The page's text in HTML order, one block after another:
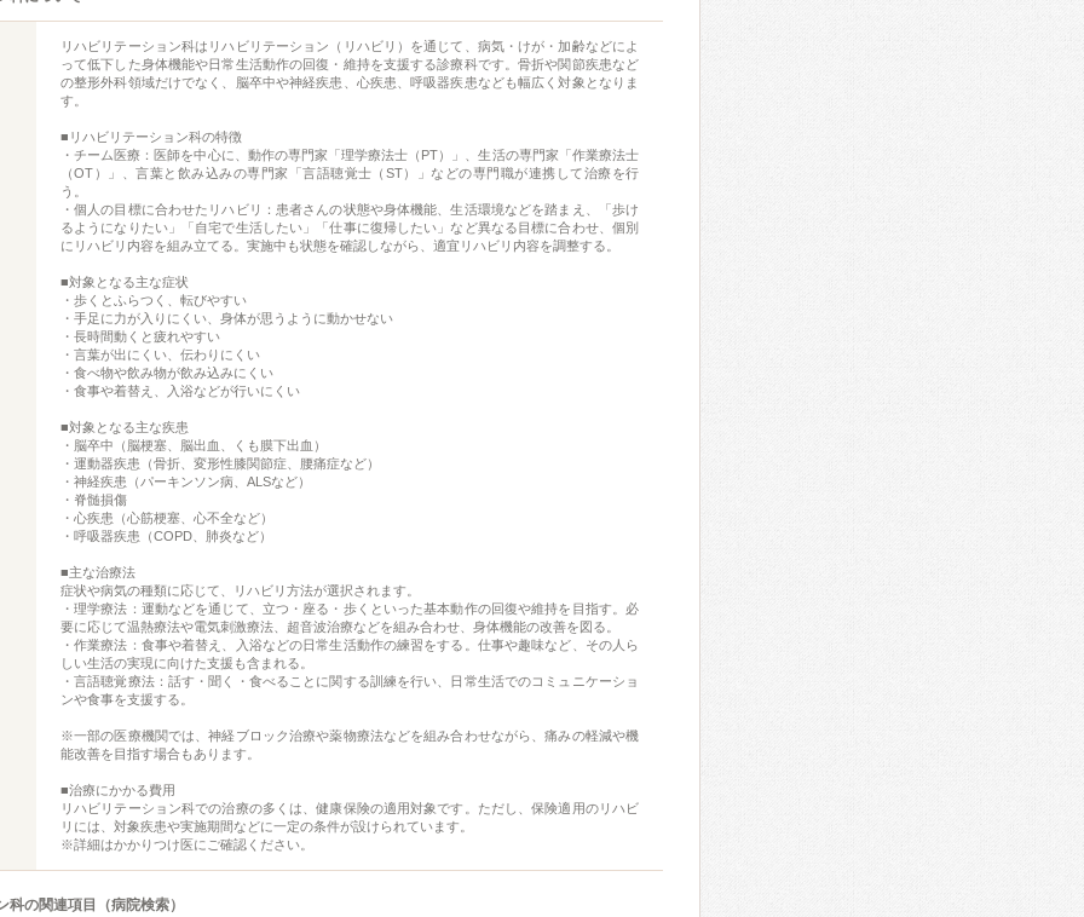
リハビリテーション科はリハビリテーション（リハビリ）を通じて、病気・けが・加齢などによ
って低下した身体機能や日常生活動作の回復・維持を支援する診療科です。骨折や関節疾患など
の整形外科領域だけでなく、脳卒中や神経疾患、心疾患、呼吸器疾患なども幅広く対象となりま
す。
■リハビリテーション科の特徴
・チーム医療：医師を中心に、動作の専門家「理学療法士（PT）」、生活の専門家「作業療法士
（OT）」、言葉と飲み込みの専門家「言語聴覚士（ST）」などの専門職が連携して治療を行
う。
・個人の目標に合わせたリハビリ：患者さんの状態や身体機能、生活環境などを踏まえ、「歩け
るようになりたい」「自宅で生活したい」「仕事に復帰したい」など異なる目標に合わせ、個別
にリハビリ内容を組み立てる。実施中も状態を確認しながら、適宜リハビリ内容を調整する。
■対象となる主な症状
・歩くとふらつく、転びやすい
・手足に力が入りにくい、身体が思うように動かせない
・長時間動くと疲れやすい
・言葉が出にくい、伝わりにくい
・食べ物や飲み物が飲み込みにくい
・食事や着替え、入浴などが行いにくい
■対象となる主な疾患
・脳卒中（脳梗塞、脳出血、くも膜下出血）
・運動器疾患（骨折、変形性膝関節症、腰痛症など）
・神経疾患（パーキンソン病、ALSなど）
・脊髄損傷
・心疾患（心筋梗塞、心不全など）
・呼吸器疾患（COPD、肺炎など）
■主な治療法
症状や病気の種類に応じて、リハビリ方法が選択されます。
・理学療法：運動などを通じて、立つ・座る・歩くといった基本動作の回復や維持を目指す。必
要に応じて温熱療法や電気刺激療法、超音波治療などを組み合わせ、身体機能の改善を図る。
・作業療法：食事や着替え、入浴などの日常生活動作の練習をする。仕事や趣味など、その人ら
しい生活の実現に向けた支援も含まれる。
・言語聴覚療法：話す・聞く・食べることに関する訓練を行い、日常生活でのコミュニケーショ
ンや食事を支援する。
※一部の医療機関では、神経ブロック治療や薬物療法などを組み合わせながら、痛みの軽減や機
能改善を目指す場合もあります。
■治療にかかる費用
リハビリテーション科での治療の多くは、健康保険の適用対象です。ただし、保険適用のリハビ
リには、対象疾患や実施期間などに一定の条件が設けられています。
※詳細はかかりつけ医にご確認ください。
科の関連項目（病院検索）